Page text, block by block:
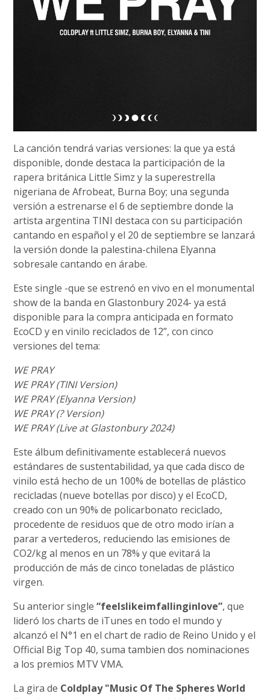
La canción tendrá varias versiones: la que ya está
disponible, donde destaca la participación de la
rapera británica Little Simz y la superestrella
nigeriana de Afrobeat, Burna Boy; una segunda
versión a estrenarse el 6 de septiembre donde la
artista argentina TINI destaca con su participación
cantando en español y el 20 de septiembre se lanzará
la versión donde la palestina-chilena Elyanna
sobresale cantando en árabe.
Este single -que se estrenó en vivo en el monumental
show de la banda en Glastonbury 2024- ya está
disponible para la compra anticipada en formato
EcoCD y en vinilo reciclados de 12”, con cinco
versiones del tema:
WE PRAY
WE PRAY (TINI Version)
WE PRAY (Elyanna Version)
WE PRAY (? Version)
WE PRAY (Live at Glastonbury 2024)
Este álbum definitivamente establecerá nuevos
estándares de sustentabilidad, ya que cada disco de
vinilo está hecho de un 100% de botellas de plástico
recicladas (nueve botellas por disco) y el EcoCD,
creado con un 90% de policarbonato reciclado,
procedente de residuos que de otro modo irían a
parar a vertederos, reduciendo las emisiones de
CO2/kg al menos en un 78% y que evitará la
producción de más de cinco toneladas de plástico
virgen.
Su anterior single“feelslikeimfallinginlove”, que
lideró los charts de iTunes en todo el mundo y
alcanzó el N°1 en el chart de radio de Reino Unido y el
Official Big Top 40, suma tambien dos nominaciones
a los premios MTV VMA.
La gira de Coldplay "Music Of The Spheres World